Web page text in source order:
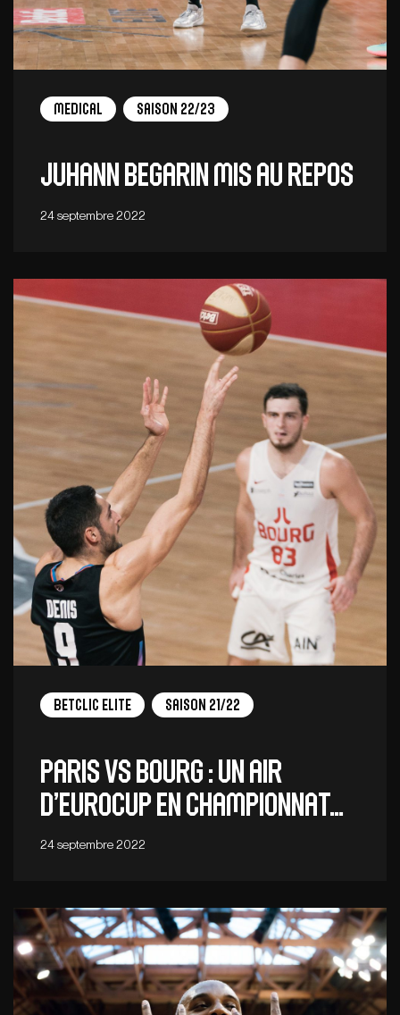
Medical Saison 22/23
Juhann Begarin mis au repos
24 septembre 2022
Betclic Elite Saison 21/22
Paris vs Bourg : un air
d’EuroCup en championnat…
24 septembre 2022